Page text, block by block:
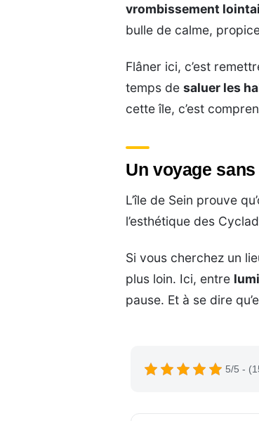
vrombissement
bulle de calme,
Flâner ici, c’est
temps desaluer les
cette île, c’est
Un voyage
L’île de Sein prouve
l’esthétique des
Si vous cherchez un
plus loin. Ici, entre
pause. Et à se dire
5/5 -